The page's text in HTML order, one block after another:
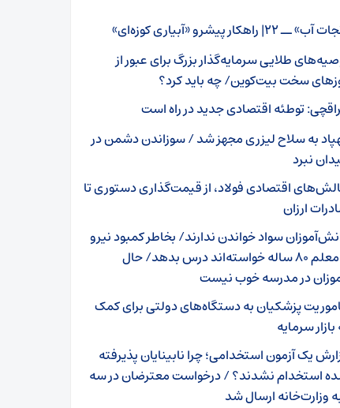
ــ ۲۲| راهکار پیشرو «آبیاری کوزه‌ای»
طلایی سرمایه‌گذار بزرگ برای عبور از
سخت بیت‌کوین/ چه باید کرد؟
توطئه اقتصادی جدید در راه است
به سلاح لیزری مجهز شد / سوزاندن دشمن در
نبرد
اقتصادی فولاد، از قیمت‌گذاری دستوری تا
ارزان
سواد خواندن ندارند/ بخاطر کمبود نیرو
از معلم ۸۰ ساله خواسته‌اند درس بدهد/ حال
در مدرسه خوب نیست
پزشکیان به دستگاه‌های دولتی برای کمک
بازار سرمایه
یک آزمون استخدامی؛ چرا نابینایان پذیرفته
استخدام نشدند؟ / درخواست‌ معترضان در سه
وزارت‌خانه ارسال شد